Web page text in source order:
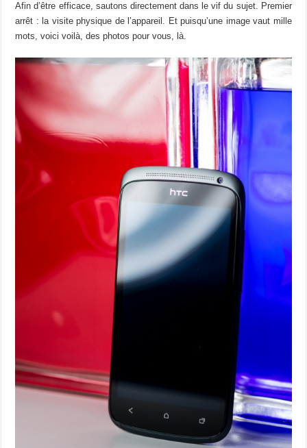
Afin d’être efficace, sautons directement dans le vif du sujet. Premier
arrêt : la visite physique de l’appareil. Et puisqu’une image vaut mille
mots, voici voilà, des photos pour vous, là.